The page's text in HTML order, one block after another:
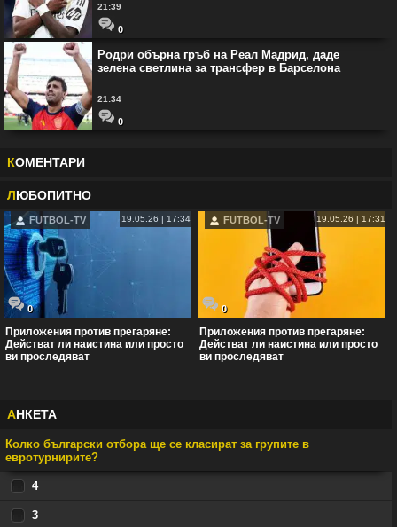
21:39
0
Родри обърна гръб на Реал Мадрид, даде
зелена светлина за трансфер в Барселона
21:34
0
КОМЕНТАРИ
ЛЮБОПИТНО
FUTBOL-TV 19.05.26 | 17:34
0
Приложения против прегаряне:
Действат ли наистина или просто
ви проследяват
FUTBOL-TV 19.05.26 | 17:31
0
Приложения против прегаряне:
Действат ли наистина или просто
ви проследяват
АНКЕТА
Колко български отбора ще се класират за групите в
евротурнирите?
4
3